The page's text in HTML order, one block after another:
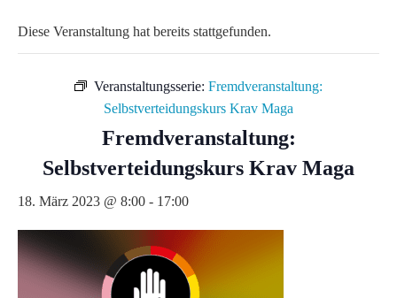
Diese Veranstaltung hat bereits stattgefunden.
Veranstaltungsserie: Fremdveranstaltung:
Selbstverteidungskurs Krav Maga
Fremdveranstaltung:
Selbstverteidungskurs Krav Maga
18. März 2023 @ 8:00 - 17:00